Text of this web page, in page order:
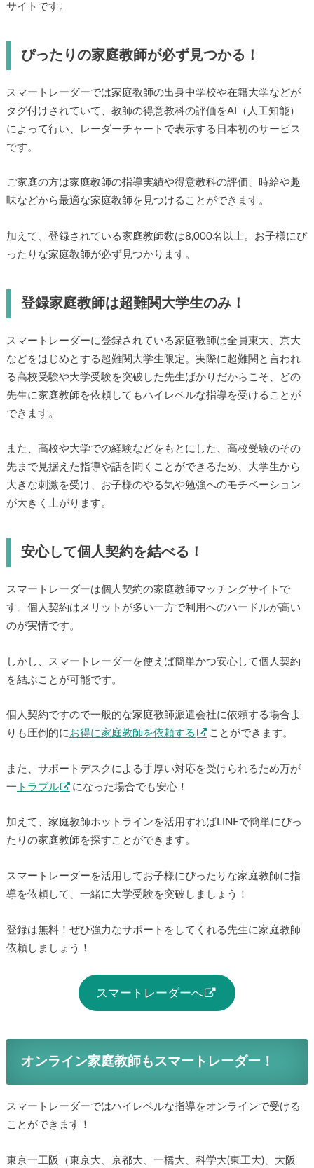
サイトです。
ぴったりの家庭教師が必ず見つかる！
スマートレーダーでは家庭教師の出身中学校や在籍大学などが
タグ付けされていて、教師の得意教科の評価をAI（人工知能）
によって行い、レーダーチャートで表示する日本初のサービス
です。
ご家庭の方は家庭教師の指導実績や得意教科の評価、時給や趣
味などから最適な家庭教師を見つけることができます。
加えて、登録されている家庭教師数は8,000名以上。お子様にぴ
ったりな家庭教師が必ず見つかります。
登録家庭教師は超難関大学生のみ！
スマートレーダーに登録されている家庭教師は全員東大、京大
などをはじめとする超難関大学生限定。実際に超難関と言われ
る高校受験や大学受験を突破した先生ばかりだからこそ、どの
先生に家庭教師を依頼してもハイレベルな指導を受けることが
できます。
また、高校や大学での経験などをもとにした、高校受験のその
先まで見据えた指導や話を聞くことができるため、大学生から
大きな刺激を受け、お子様のやる気や勉強へのモチベーション
が大きく上がります。
安心して個人契約を結べる！
スマートレーダーは個人契約の家庭教師マッチングサイトで
す。個人契約はメリットが多い一方で利用へのハードルが高い
のが実情です。
しかし、スマートレーダーを使えば簡単かつ安心して個人契約
を結ぶことが可能です。
個人契約ですので一般的な家庭教師派遣会社に依頼する場合よ
りも圧倒的にお得に家庭教師を依頼する ことができます。
また、サポートデスクによる手厚い対応を受けられるため万が
一 トラブル になった場合でも安心！
加えて、家庭教師ホットラインを活用すればLINEで簡単にぴっ
たりの家庭教師を探すことができます。
スマートレーダーを活用してお子様にぴったりな家庭教師に指
導を依頼して、一緒に大学受験を突破しましょう！
登録は無料！ぜひ強力なサポートをしてくれる先生に家庭教師
依頼しましょう！
スマートレーダーへ
オンライン家庭教師もスマートレーダー！
スマートレーダーではハイレベルな指導をオンラインで受ける
ことができます！
東京一工阪（東京大、京都大、一橋大、科学大(東工大)、大阪